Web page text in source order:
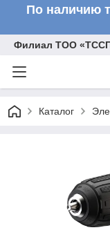
По наличию
Филиал ТОО «ТССП
Каталог